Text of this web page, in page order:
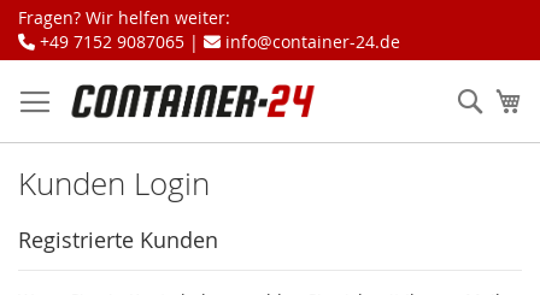
Zum
Inhalt
springen
Fragen? Wir helfen weiter:
+49 7152 9087065 |
info@container-24.de
Kunden Login
Registrierte Kunden